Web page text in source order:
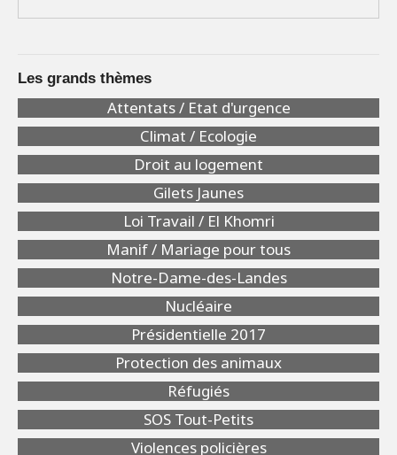
Les grands thèmes
Attentats / Etat d'urgence
Climat / Ecologie
Droit au logement
Gilets Jaunes
Loi Travail / El Khomri
Manif / Mariage pour tous
Notre-Dame-des-Landes
Nucléaire
Présidentielle 2017
Protection des animaux
Réfugiés
SOS Tout-Petits
Violences policières